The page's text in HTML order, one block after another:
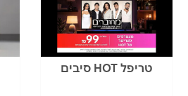
טריפל HOT סיבים